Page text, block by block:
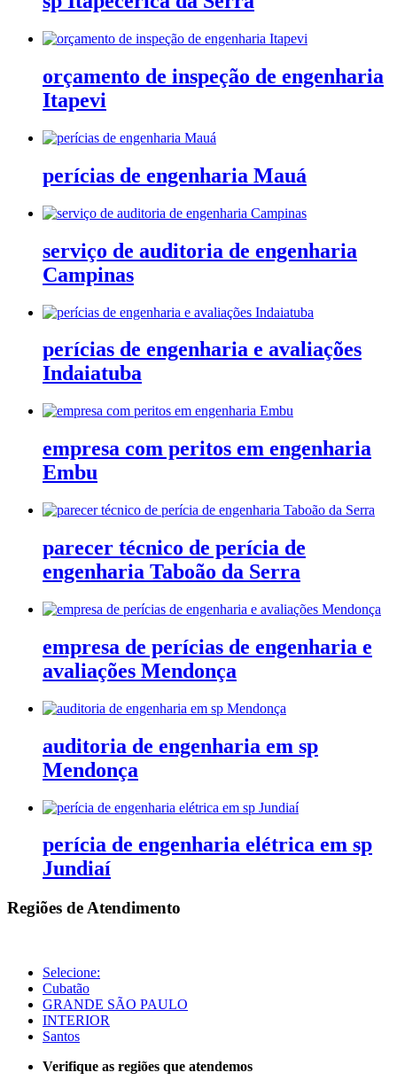
orçamento de inspeção de engenharia
Itapevi
perícias de engenharia Mauá
serviço de auditoria de engenharia
Campinas
perícias de engenharia e avaliações
Indaiatuba
empresa com peritos em engenharia
Embu
parecer técnico de perícia de
engenharia Taboão da Serra
empresa de perícias de engenharia e
avaliações Mendonça
auditoria de engenharia em sp
Mendonça
perícia de engenharia elétrica em sp
Jundiaí
Regiões de Atendimento
Selecione:
Cubatão
GRANDE SÃO PAULO
INTERIOR
Santos
Verifique as regiões que atendemos